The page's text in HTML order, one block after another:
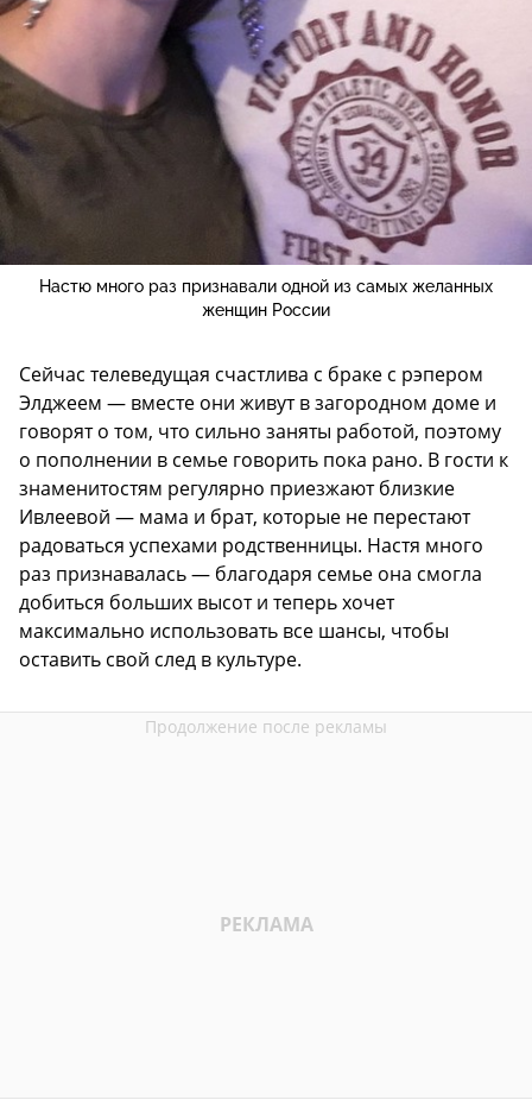
Настю много раз признавали одной из самых желанных
женщин России
Сейчас телеведущая счастлива с браке с рэпером
Элджеем — вместе они живут в загородном доме и
говорят о том, что сильно заняты работой, поэтому
о пополнении в семье говорить пока рано. В гости к
знаменитостям регулярно приезжают близкие
Ивлеевой — мама и брат, которые не перестают
радоваться успехами родственницы. Настя много
раз признавалась — благодаря семье она смогла
добиться больших высот и теперь хочет
максимально использовать все шансы, чтобы
оставить свой след в культуре.